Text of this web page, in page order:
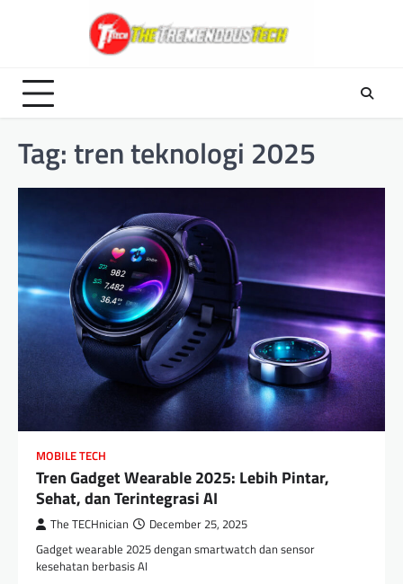
Tag:tren teknologi 2025
MOBILE TECH
Tren Gadget Wearable 2025: Lebih Pintar,
Sehat, dan Terintegrasi AI
The TECHnician December 25, 2025
Gadget wearable 2025 dengan smartwatch dan sensor
kesehatan berbasis AI